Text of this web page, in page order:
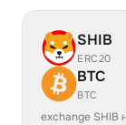
SHIB
ERC20
BTC
BTC
exchange SHIB